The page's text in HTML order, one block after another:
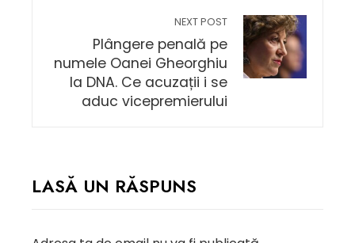
NEXT POST
Plângere penală pe
numele Oanei Gheorghiu
la DNA. Ce acuzații i se
aduc vicepremierului
LASĂ UN RĂSPUNS